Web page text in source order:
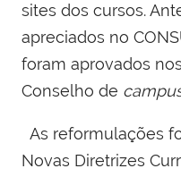
sites dos cursos.
apreciados no
foram aprovados
Conselho de
As reformulações
Novas Diretrizes